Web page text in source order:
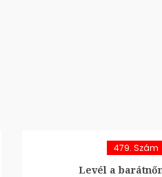
479. Szám
Levél a